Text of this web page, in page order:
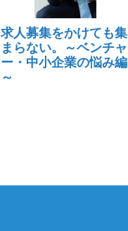
求人募集をかけても集
まらない。～ベンチャ
ー・中小企業の悩み編
～